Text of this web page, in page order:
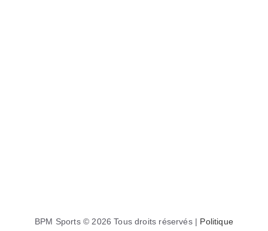
BPM Sports © 2026 Tous droits réservés | Politique